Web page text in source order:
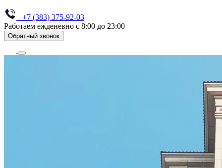
+7 (383) 375-92-03
Работаем ежденевно с 8:00 до 23:00
Обратный звонок